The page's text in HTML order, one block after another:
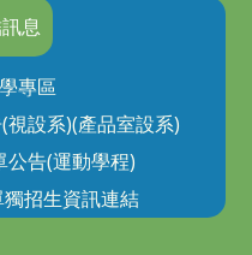
息
專區
設系)(產品室設系)
公告(運動學程)
招生資訊連結